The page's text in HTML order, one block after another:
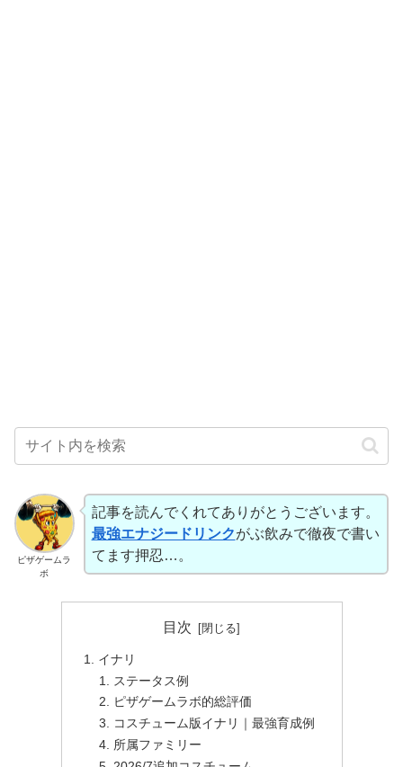
ピザゲームラ
ボ
記事を読んでくれてありがとうございます。
最強エナジードリンクがぶ飲みで徹夜で書い
てます押忍…。
目次
イナリ
ステータス例
ピザゲームラボ的総評価
コスチューム版イナリ｜最強育成例
所属ファミリー